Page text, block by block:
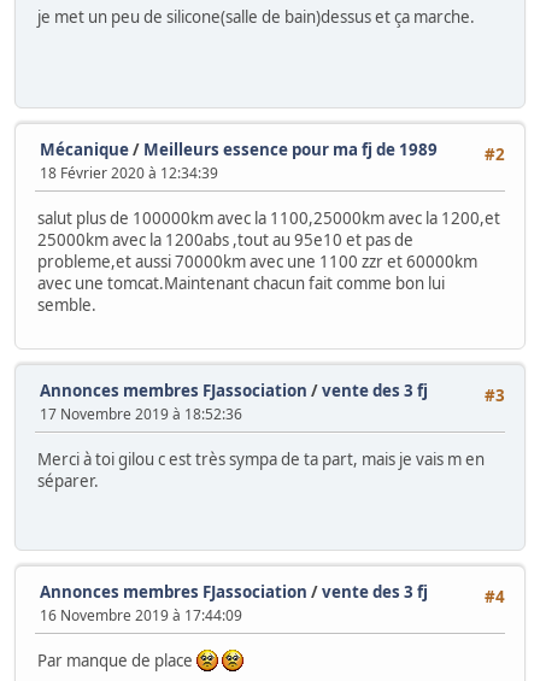
je met un peu de silicone(salle de bain)dessus et ça marche.
#2
Mécanique/ Meilleurs essence pour ma fj de 1989
18 Février 2020 à 12:34:39
salut plus de 100000km avec la 1100,25000km avec la 1200,et
25000km avec la 1200abs ,tout au 95e10 et pas de
probleme,et aussi 70000km avec une 1100 zzr et 60000km
avec une tomcat.Maintenant chacun fait comme bon lui
semble.
#3
Annonces membres FJassociation /vente des 3 fj
17 Novembre 2019 à 18:52:36
Merci à toi gilou c est très sympa de ta part, mais je vais m en
séparer.
#4
Annonces membres FJassociation /vente des 3 fj
16 Novembre 2019 à 17:44:09
Par manque de place